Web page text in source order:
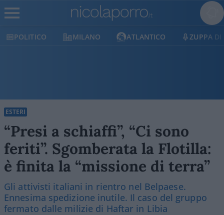
POLITICO MILANO ATLANTICO ZUPPA DI
ESTERI
“Presi a schiaffi”, “Ci sono
feriti”. Sgomberata la Flotilla:
è finita la “missione di terra”
Gli attivisti italiani in rientro nel Belpaese.
Ennesima spedizione inutile. Il caso del gruppo
fermato dalle milizie di Haftar in Libia